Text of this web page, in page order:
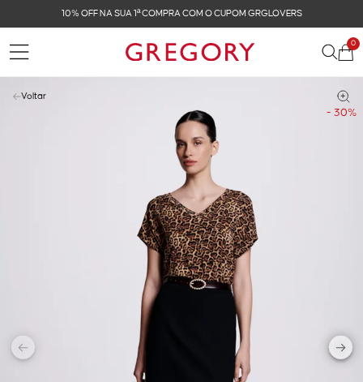
10% OFF NA SUA 1ª COMPRA COM O CUPOM GRGLOVERS
0
- 30%
Voltar